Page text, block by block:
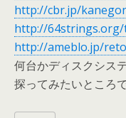
http://cbr.jp/
http://64strings.org/
http://ameblo.jp/
何台かディスクシス
探ってみたいところで